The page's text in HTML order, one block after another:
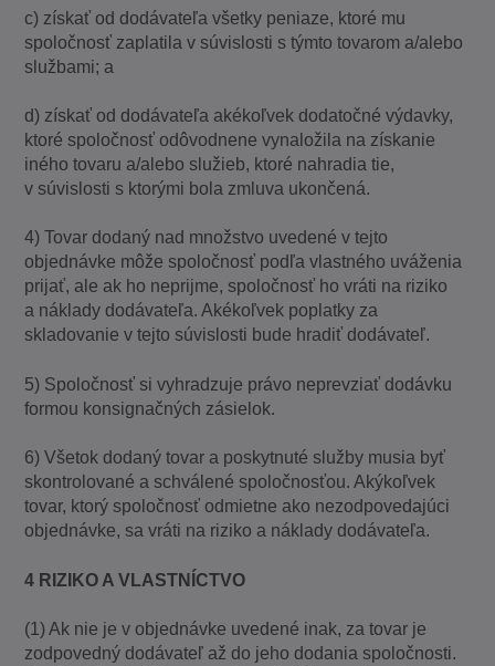
c) získať od dodávateľa všetky peniaze, ktoré mu
spoločnosť zaplatila v súvislosti s týmto tovarom a/alebo
službami; a
d) získať od dodávateľa akékoľvek dodatočné výdavky,
ktoré spoločnosť odôvodnene vynaložila na získanie
iného tovaru a/alebo služieb, ktoré nahradia tie,
v súvislosti s ktorými bola zmluva ukončená.
4) Tovar dodaný nad množstvo uvedené v tejto
objednávke môže spoločnosť podľa vlastného uváženia
prijať, ale ak ho neprijme, spoločnosť ho vráti na riziko
a náklady dodávateľa. Akékoľvek poplatky za
skladovanie v tejto súvislosti bude hradiť dodávateľ.
5) Spoločnosť si vyhradzuje právo neprevziať dodávku
formou konsignačných zásielok.
6) Všetok dodaný tovar a poskytnuté služby musia byť
skontrolované a schválené spoločnosťou. Akýkoľvek
tovar, ktorý spoločnosť odmietne ako nezodpovedajúci
objednávke, sa vráti na riziko a náklady dodávateľa.
4 RIZIKO A VLASTNÍCTVO
(1) Ak nie je v objednávke uvedené inak, za tovar je
zodpovedný dodávateľ až do jeho dodania spoločnosti.